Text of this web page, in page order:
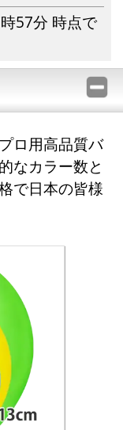
57分 時点で
ロ用高品質バ
なカラー数と
で日本の皆様